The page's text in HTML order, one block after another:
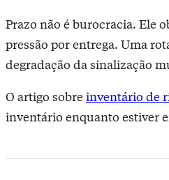
Prazo não é burocracia. Ele
pressão por entrega. Uma
degradação da sinalização
O artigo sobreinventário de
inventário enquanto estiver